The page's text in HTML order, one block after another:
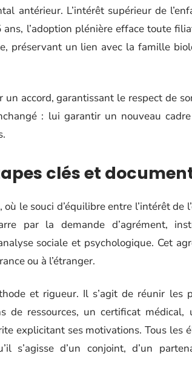
antérieur. L’intérêt supérieur de
l’adoption plénière efface toute
préservant un lien avec la famille
accord, garantissant le respect de
: lui garantir un nouveau
clés et
le souci d’équilibre entre l’intérêt de
par la demande d’agrément,
sociale et psychologique. Cet
ou à l’étranger.
et rigueur. Il s’agit de réunir les
de ressources, un certificat médical,
explicitant ses motivations. Tous les
s’agisse d’un conjoint, d’un